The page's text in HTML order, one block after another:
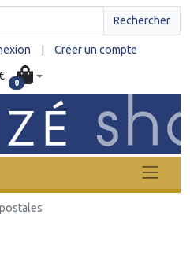
Rechercher
Créer un compte
0